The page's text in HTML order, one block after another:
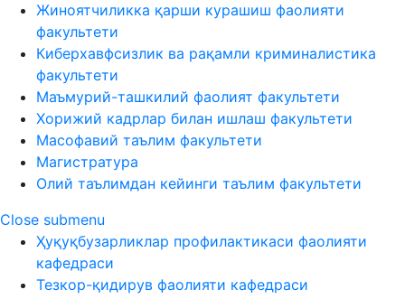
Жиноятчиликка қарши курашиш фаолияти
факультети
Киберхавфсизлик ва рақамли криминалистика
факультети
Маъмурий-ташкилий фаолият факультети
Хорижий кадрлар билан ишлаш факультети
Масофавий таълим факультети
Магистратура
Олий таълимдан кейинги таълим факультети
Close submenu
Ҳуқуқбузарликлар профилактикаси фаолияти
кафедраси
Тезкор-қидирув фаолияти кафедраси